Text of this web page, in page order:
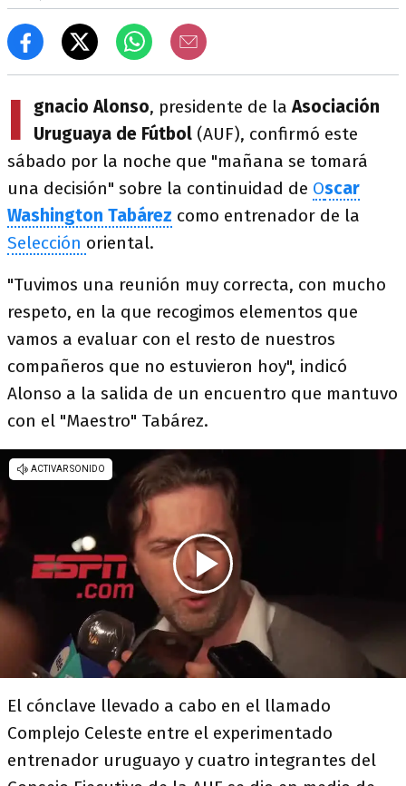
I gnacio Alonso, presidente de laAsociación
Uruguaya de Fútbol (AUF), confirmó este
sábado por la noche que "mañana se tomará
una decisión" sobre la continuidad de Oscar
Washington Tabárez como entrenador de la
Selección oriental.
"Tuvimos una reunión muy correcta, con mucho
respeto, en la que recogimos elementos que
vamos a evaluar con el resto de nuestros
compañeros que no estuvieron hoy", indicó
Alonso a la salida de un encuentro que mantuvo
con el "Maestro" Tabárez.
El cónclave llevado a cabo en el llamado
Complejo Celeste entre el experimentado
entrenador uruguayo y cuatro integrantes del